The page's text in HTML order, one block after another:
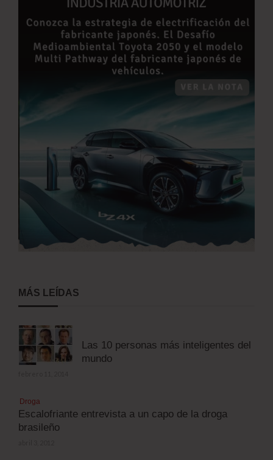
MÁS LEÍDAS
Las 10 personas más inteligentes del
mundo
Droga
Escalofriante entrevista a un capo de la droga
brasileño